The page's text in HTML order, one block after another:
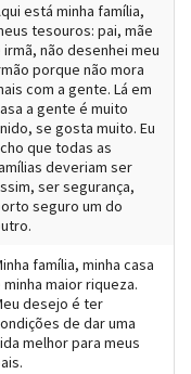
está minha família,
tesouros: pai, mãe
irmã, não desenhei meu
porque não mora
com a gente. Lá em
a gente é muito
se gosta muito. Eu
que todas as
deveriam ser
ser segurança,
seguro um do
família, minha casa
minha maior riqueza.
desejo é ter
de dar uma
melhor para meus